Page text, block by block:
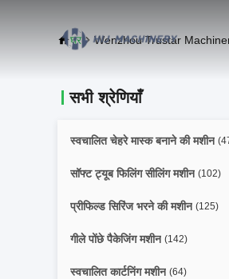
घर Wenzhou Trustar
सभी श्रेणियाँ
स्वचालित चेहरे मास्क बनाने की मशीन
सॉफ्ट ट्यूब फिलिंग सीलिंग मशीन (102)
प्रीफिल्ड सिरिंज भरने की मशीन (125)
गीले पोंछे पैकेजिंग मशीन (142)
स्वचालित कार्टनिंग मशीन (64)